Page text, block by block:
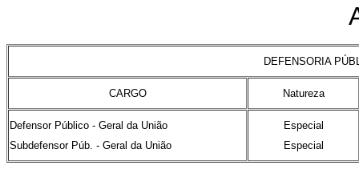
DEFENSORIA
CARGO Natureza
Defensor Público - Geral da União
Subdefensor Púb. - Geral da União
Especial
Especial